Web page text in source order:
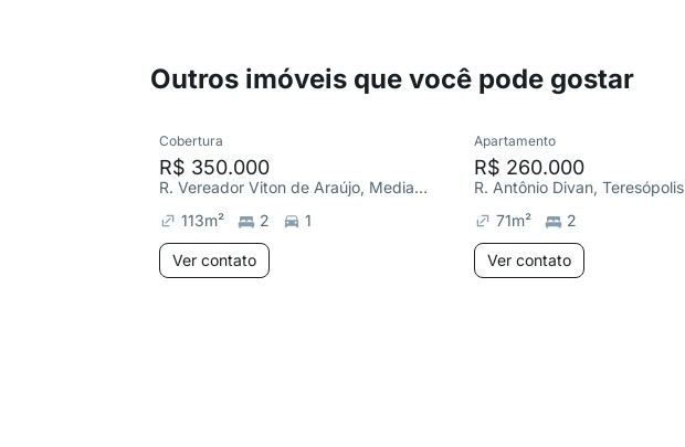
Outros imóveis que você pode gostar
Cobertura
R$ 350.000
R. Vereador Viton de Araújo, Medianeira
113m² 2 1
Ver contato
Apartamento
R$ 260.000
R. Antônio Divan, Teresópolis
71m² 2
Ver contato